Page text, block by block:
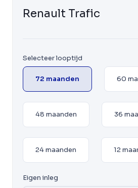
Renault Trafic
Selecteer looptijd
72 maanden 60
48 maanden 36
24 maanden 12
Eigen inleg